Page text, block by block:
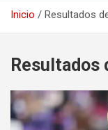
Inicio Resultados
Resultados